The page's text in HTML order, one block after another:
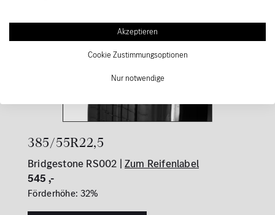
385/55R22,5
Bridgestone RS002 | Zum Reifenlabel
545 ,-
Förderhöhe: 32%
Akzeptieren
Cookie Zustimmungsoptionen
Nur notwendige